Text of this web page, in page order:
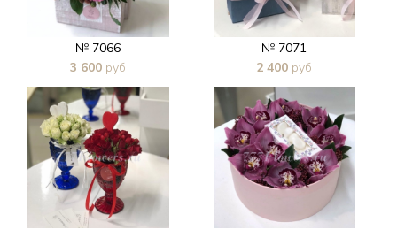
№ 7066
3 600 руб
В 1 клик
№ 7071
2 400 руб
В 1 клик